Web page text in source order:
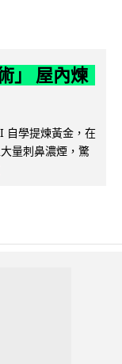
」 屋內煉
自學提煉黃金，在
量刺鼻濃煙，驚